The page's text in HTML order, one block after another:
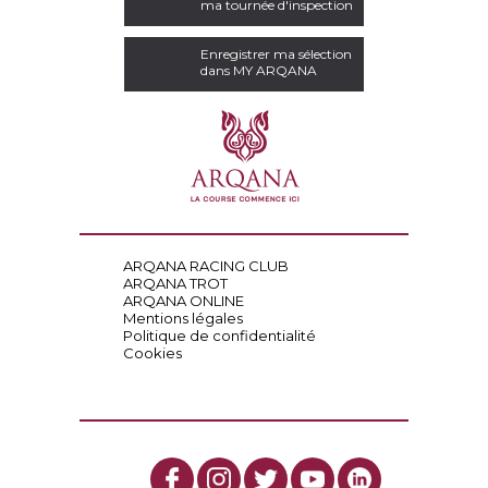
ma tournée d'inspection
Enregistrer ma sélection
dans MY ARQANA
ARQANA RACING CLUB
ARQANA TROT
ARQANA ONLINE
Mentions légales
Politique de confidentialité
Cookies